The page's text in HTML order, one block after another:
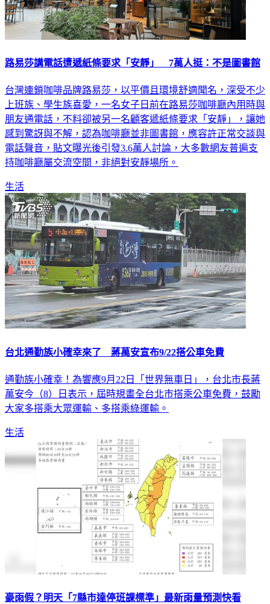
路易莎講電話遭遞紙條要求「安靜」 7萬人挺：不是圖書館
台灣連鎖咖啡品牌路易莎，以平價且環境舒適聞名，深受不少
上班族、學生族喜愛，一名女子日前在路易莎咖啡廳內用時與
朋友通電話，不料卻被另一名顧客遞紙條要求「安靜」，讓她
感到驚訝與不解，認為咖啡廳並非圖書館，應容許正常交談與
電話聲音，貼文曝光後引發3.6萬人討論，大多數網友普遍支
持咖啡廳屬交流空間，非絕對安靜場所。
生活
台北通勤族小確幸來了 蔣萬安宣布9/22搭公車免費
通勤族小確幸！為響應9月22日「世界無車日」，台北市長蔣
萬安今（8）日表示，屆時規畫全台北市搭乘公車免費，鼓勵
大家多搭乘大眾運輸、多搭乘綠運輸。
生活
豪雨假？明天「7縣市達停班課標準」最新雨量預測快看